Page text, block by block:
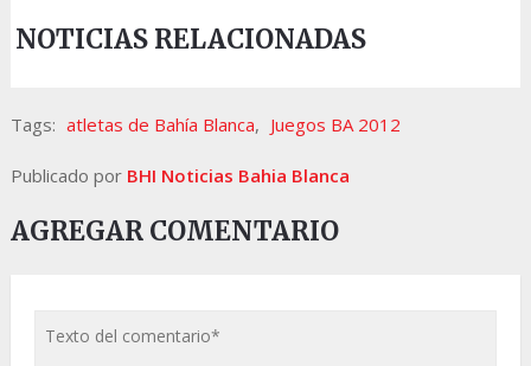
NOTICIAS RELACIONADAS
Tags: atletas de Bahía Blanca, Juegos BA 2012
Publicado por BHI Noticias Bahia Blanca
AGREGAR COMENTARIO